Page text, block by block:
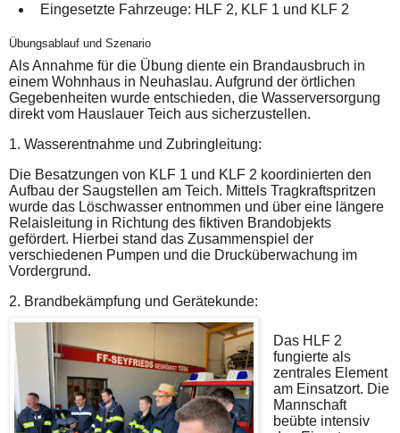
Eingesetzte Fahrzeuge: HLF 2, KLF 1 und KLF 2
Übungsablauf und Szenario
Als Annahme für die Übung diente ein Brandausbruch in
einem Wohnhaus in Neuhaslau. Aufgrund der örtlichen
Gegebenheiten wurde entschieden, die Wasserversorgung
direkt vom Hauslauer Teich aus sicherzustellen.
1. Wasserentnahme und Zubringleitung:
Die Besatzungen von KLF 1 und KLF 2 koordinierten den
Aufbau der Saugstellen am Teich. Mittels Tragkraftspritzen
wurde das Löschwasser entnommen und über eine längere
Relaisleitung in Richtung des fiktiven Brandobjekts
gefördert. Hierbei stand das Zusammenspiel der
verschiedenen Pumpen und die Drucküberwachung im
Vordergrund.
2. Brandbekämpfung und Gerätekunde:
Das HLF 2
fungierte als
zentrales Element
am Einsatzort. Die
Mannschaft
beübte intensiv